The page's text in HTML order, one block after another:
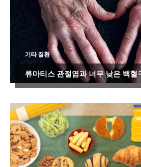
기타 질환
류마티스 관절염과 너무 낮은 백혈